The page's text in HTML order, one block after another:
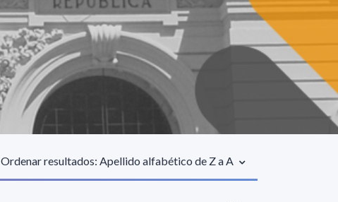
Ordenar resultados: Apellido alfabético de Z a A